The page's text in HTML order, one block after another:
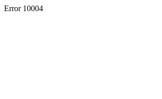
Error 10004